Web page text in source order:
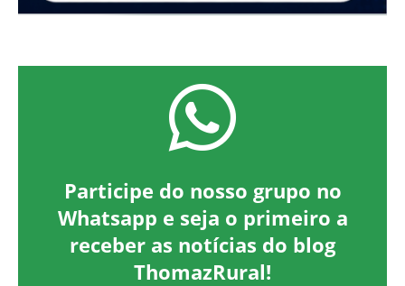
Participe do nosso grupo no
Whatsapp e seja o primeiro a
receber as notícias do blog
ThomazRural!